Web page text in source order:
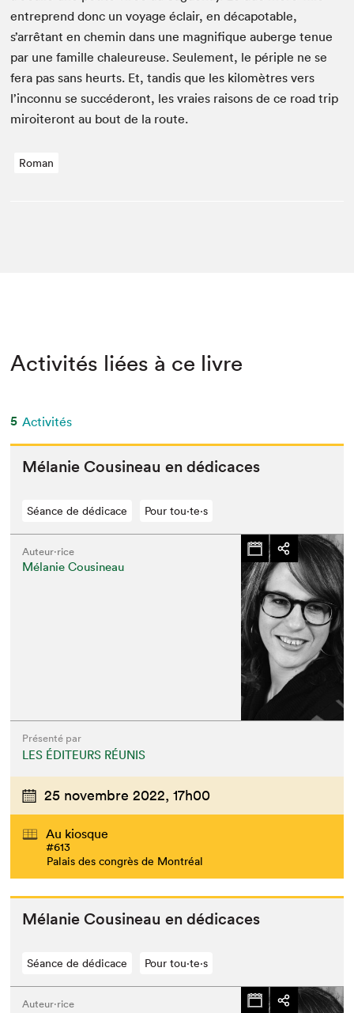
entre­prend donc un voy­age éclair, en décapotable,
s’arrêtant en chemin dans une mag­nifique auberge tenue
par une famille chaleureuse. Seule­ment, le périple ne se
fera pas sans heurts. Et, tan­dis que les kilo­mètres vers
l’inconnu se suc­céderont, les vraies raisons de ce road trip
miroi­teront au bout de la route.
Roman
Activités liées à ce livre
5 Activités
Mélanie Cousineau en dédicaces
Séance de dédicace Pour tou⋅te⋅s
Auteur·rice
Mélanie Cousineau
Présenté par
LES ÉDITEURS RÉUNIS
25 novembre 2022, 17h00
Au kiosque
#613
Palais des congrès de Montréal
Mélanie Cousineau en dédicaces
Séance de dédicace Pour tou⋅te⋅s
Auteur·rice